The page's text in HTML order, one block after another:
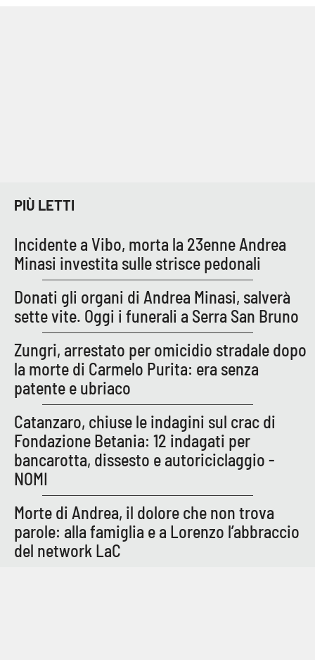
Società
Sport
RUBRICHE
Good Morning Vietnam
Parchi Marini Calabria
Leggendo Alvaro insieme
Imprese Di Calabria
Le perfidie di Antonella Grippo
STREAMING
PIÙ LETTI
Incidente a Vibo, morta la 23enne Andrea
Minasi investita sulle strisce pedonali
Donati gli organi di Andrea Minasi, salverà
sette vite. Oggi i funerali a Serra San Bruno
Zungri, arrestato per omicidio stradale dopo
la morte di Carmelo Purita: era senza
patente e ubriaco
Catanzaro, chiuse le indagini sul crac di
Fondazione Betania: 12 indagati per
bancarotta, dissesto e autoriciclaggio -
NOMI
Morte di Andrea, il dolore che non trova
parole: alla famiglia e a Lorenzo l’abbraccio
del network LaC